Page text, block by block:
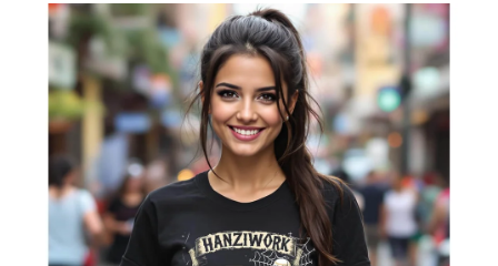
je
0,0
z
hvězdiček.